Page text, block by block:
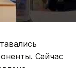
Сейчас